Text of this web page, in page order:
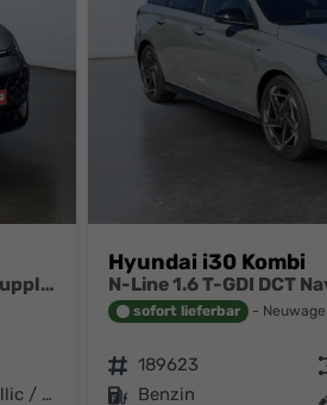
1,5 eTSI DSG R-Line LED Plus Anhängerkupplung Navi Digital Pro Sitzheizung beheiztes Lenkrad 18 Zoll Alu el.Heckklapp
Wolf Grey Metallic / schwarzes Dach
Hyundai i30 Kombi
sofort lieferbar
Fahrzeugnr. 189623
Kraftstoff Benzin